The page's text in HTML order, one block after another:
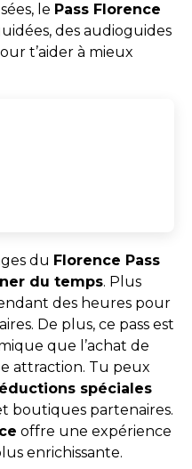
le Pass Florence
des audioguides
t’aider à mieux
du Florence Pass
du temps. Plus
des heures pour
De plus, ce pass est
que l’achat de
attraction. Tu peux
spéciales
boutiques partenaires.
offre une expérience
enrichissante.